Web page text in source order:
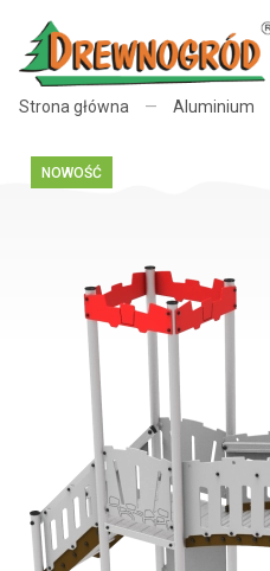
Strona główna — Aluminium
NOWOŚĆ